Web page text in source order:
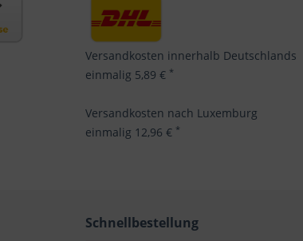
Versandkosten innerhalb Deutschlands
einmalig 5,89 € *
Versandkosten nach Luxemburg
einmalig 12,96 € *
Schnellbestellung